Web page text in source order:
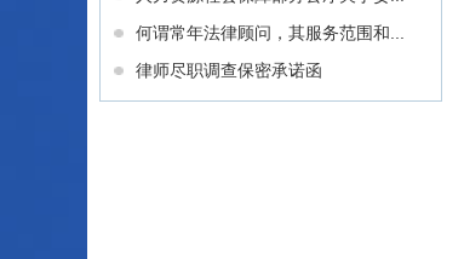
何谓常年法律顾问，其服务范围和...
律师尽职调查保密承诺函